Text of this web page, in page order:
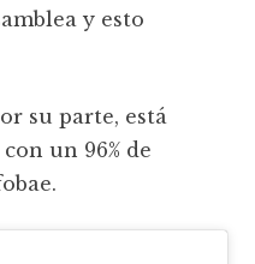
y esto
su parte, está
un 96% de